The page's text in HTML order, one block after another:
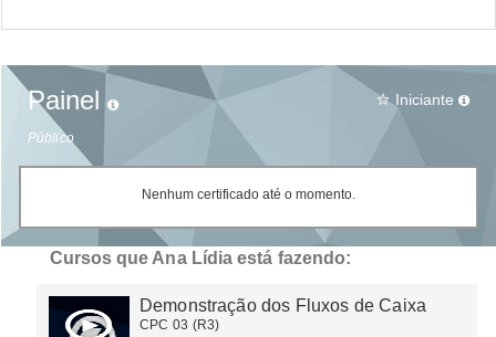
Painel
Público
star_border Iniciante
Nenhum certificado até o momento.
Cursos que Ana Lídia está fazendo:
Demonstração dos Fluxos de Caixa
CPC 03 (R3)